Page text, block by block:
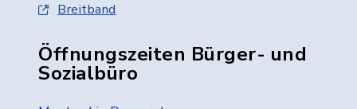
Breitband
Öffnungszeiten Bürger- und
Sozialbüro